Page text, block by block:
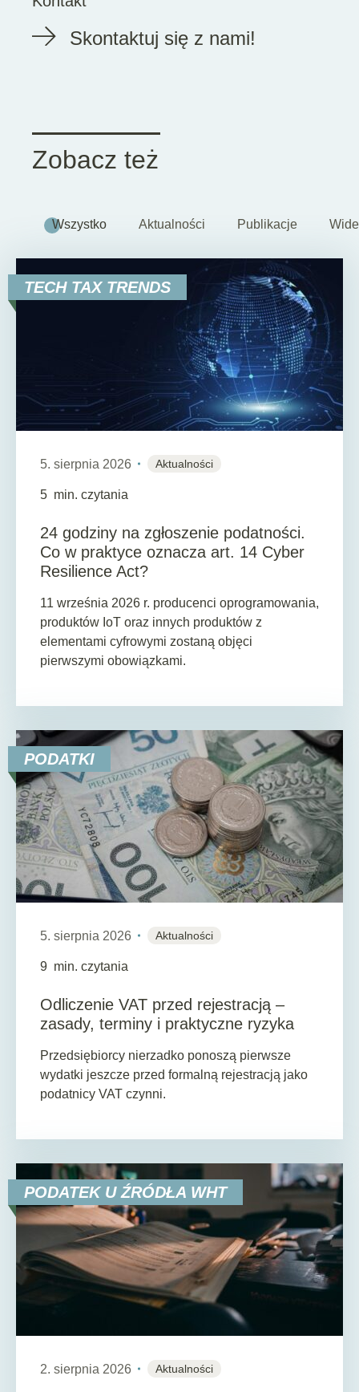
Skontaktuj się z nami!
Zobacz też
Wszystko Aktualności Publikacje
TECH TAX TRENDS
5. sierpnia 2026 Aktualności
5 min. czytania
24 godziny na zgłoszenie podatności.
Co w praktyce oznacza art. 14 Cyber
Resilience Act?
11 września 2026 r. producenci oprogramowania,
produktów IoT oraz innych produktów z
elementami cyfrowymi zostaną objęci
pierwszymi obowiązkami.
PODATKI
5. sierpnia 2026 Aktualności
9 min. czytania
Odliczenie VAT przed rejestracją –
zasady, terminy i praktyczne ryzyka
Przedsiębiorcy nierzadko ponoszą pierwsze
wydatki jeszcze przed formalną rejestracją jako
podatnicy VAT czynni.
PODATEK U ŹRÓDŁA WHT
2. sierpnia 2026 Aktualności